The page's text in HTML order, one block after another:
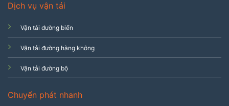
Dịch vụ vận tải
Vận tải đường biển
Vận tải đường hàng không
Vận tải đường bộ
Chuyển phát nhanh